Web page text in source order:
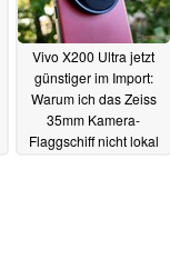
Vivo X200 Ultra jetzt
günstiger im Import:
Warum ich das Zeiss
35mm Kamera-
Flaggschiff nicht lokal